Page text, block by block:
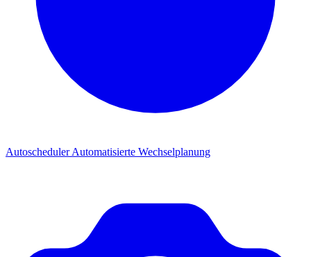
AutoschedulerAutomatisierte Wechselplanung